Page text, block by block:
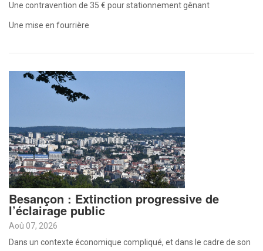
Une contravention de 35 € pour stationnement gênant
Une mise en fourrière
Besançon : Extinction progressive de
l’éclairage public
Aoû 07, 2026
Dans un contexte économique compliqué, et dans le cadre de son